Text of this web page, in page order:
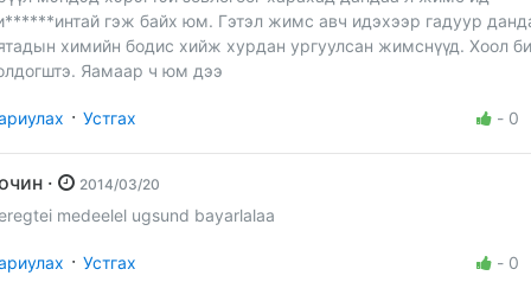
гэж байх юм. Гэтэл жимс авч идэхээр гадуур
химийн бодис хийж хурдан ургуулсан жимснүүд. Хоол
Яамаар ч юм дээ
· Устгах - 0
Зочин · 2014/03/20
medeelel ugsund bayarlalaa
· Устгах - 0